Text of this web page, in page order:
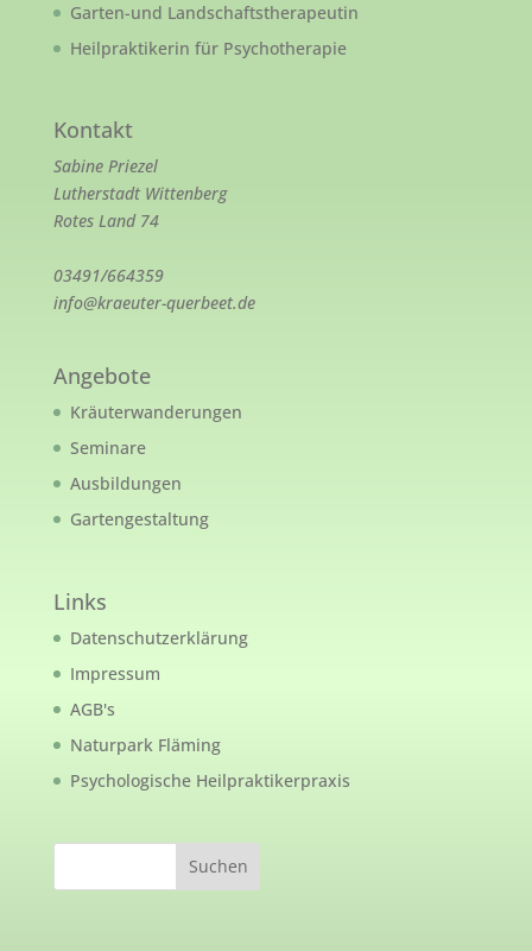
Garten-und Landschaftstherapeutin
Heilpraktikerin für Psychotherapie
Kontakt
Sabine Priezel
Lutherstadt Wittenberg
Rotes Land 74
03491/664359
info@kraeuter-querbeet.de
Angebote
Kräuterwanderungen
Seminare
Ausbildungen
Gartengestaltung
Links
Datenschutzerklärung
Impressum
AGB's
Naturpark Fläming
Psychologische Heilpraktikerpraxis